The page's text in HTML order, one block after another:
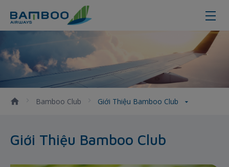
Giới thiệu về Bamboo Club
Bamboo Club Giới Thiệu Bamboo Club
Giới Thiệu Bamboo Club